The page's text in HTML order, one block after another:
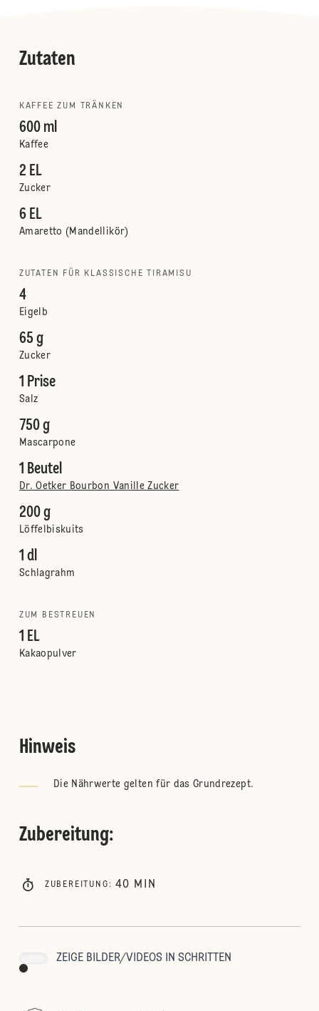
Zutaten
KAFFEE ZUM TRÄNKEN
600 ml
Kaffee
2 EL
Zucker
6 EL
Amaretto (Mandellikör)
ZUTATEN FÜR KLASSISCHE TIRAMISU
4
Eigelb
65 g
Zucker
1 Prise
Salz
750 g
Mascarpone
1 Beutel
Dr. Oetker Bourbon Vanille Zucker
200 g
Löffelbiskuits
1 dl
Schlagrahm
ZUM BESTREUEN
1 EL
Kakaopulver
Hinweis
Die Nährwerte gelten für das Grundrezept.
Zubereitung:
ZUBEREITUNG : 40 MIN
ZEIGE BILDER/VIDEOS IN SCHRITTEN